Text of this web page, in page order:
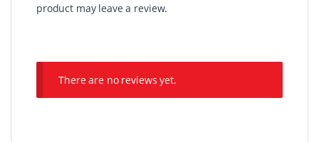
product may leave a review.
There are no reviews yet.